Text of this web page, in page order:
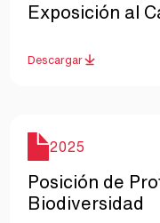
Nombre
Exposición al
Descargar
Año
2025
Nombre
Posición de
Biodiversidad